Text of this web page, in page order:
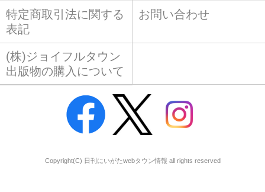
特定商取引法に関する
表記
お問い合わせ
(株)ジョイフルタウン
出版物の購入について
Copyright(C) 日刊にいがたwebタウン情報 all rights reserved